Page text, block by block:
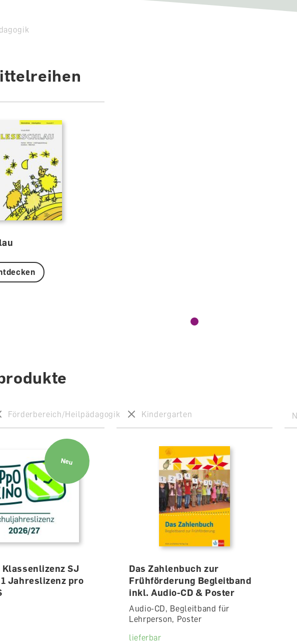
Förderbereich/Heilpädagogik Kindergarten
Neu
SJ
1 Jahreslizenz pro
Das Zahlenbuch zur
Frühförderung Begleitband
inkl. Audio-CD & Poster
Audio-CD, Begleitband für
Lehrperson, Poster
lieferbar